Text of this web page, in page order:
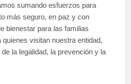
sumando esfuerzos para
más seguro, en paz y con
bienestar para las familias
visitan nuestra entidad,
la legalidad, la prevención y la